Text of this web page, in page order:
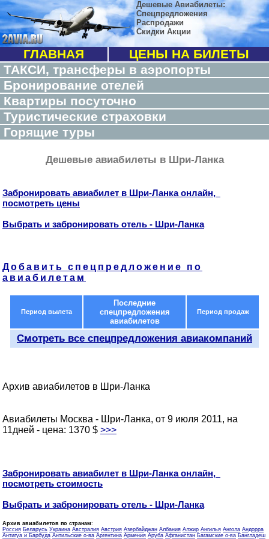
Дешевые Авиабилеты:
Спецпредложения
Распродажи
Скидки Акции
ГЛАВНАЯ
ЦЕНЫ НА БИЛЕТЫ
ТАКСИ, трансферы в аэропорты
Бронирование отелей
Квартиры посуточно
Туристические страховки
Горящие туры
Дешевые авиабилеты в Шри-Ланка
Забронировать авиабилет в Шри-Ланка онлайн,
посмотреть цены
Выбрать и забронировать отель - Шри-Ланка
Добавить спецпредложение по
авиабилетам
Период вылета
Последние
спецпредложения
авиабилетов
Период продаж
Смотреть все спецпредложения авиакомпаний
Архив авиабилетов в Шри-Ланка
Авиабилеты Москва - Шри-Ланка, от 9 июля 2011, на
11дней - цена: 1370 $ >>>
Забронировать авиабилет в Шри-Ланка онлайн,
посмотреть стоимость
Выбрать и забронировать отель - Шри-Ланка
Архив авиабилетов по странам:
Россия Беларусь Украина Австралия Австрия Азербайджан Албания Алжир Ангилья Ангола Андорра
Антигуа и Барбуда Антильские о-ва Аргентина Армения Аруба Афганистан Багамские о-ва Бангладеш